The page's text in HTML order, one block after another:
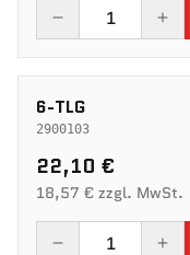
6-TLG
2900103
22,10 €
18,57 € zzgl. MwSt.